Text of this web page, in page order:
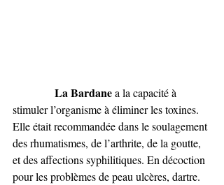
La Bardane a la capacité à
stimuler l’organisme à éliminer les toxines.
Elle était recommandée dans le soulagement
des rhumatismes, de l’arthrite, de la goutte,
et des affections syphilitiques. En décoction
pour les problèmes de peau ulcères, dartre.